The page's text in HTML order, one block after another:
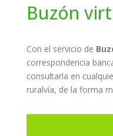
Buzón
Con el servicio de
correspondencia
consultarla en
ruralvía, de la forma